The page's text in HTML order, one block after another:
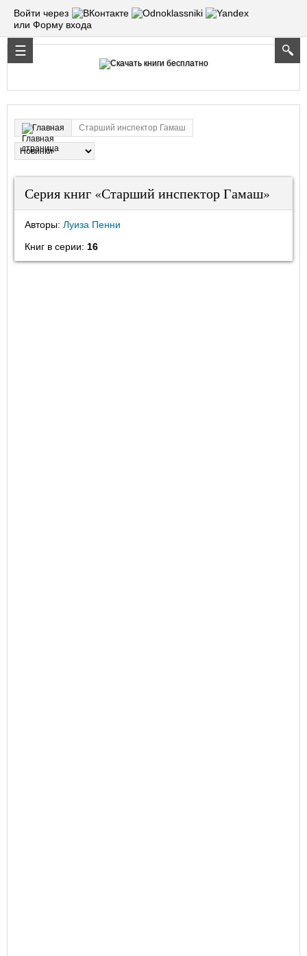
Войти через
или Форму входа
Главная Старший инспектор Гамаш
Серия книг «Старший инспектор Гамаш»
Авторы: Луиза Пенни
Книг в серии: 16